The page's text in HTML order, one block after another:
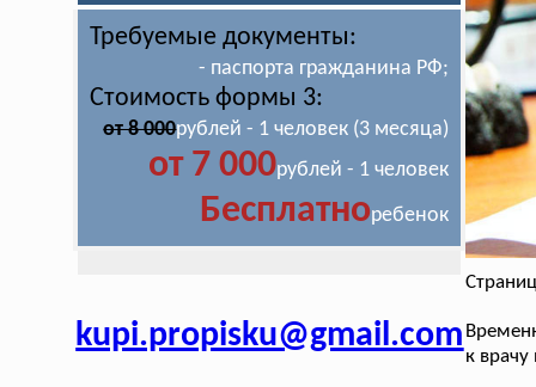
Требуемые документы:
- паспорта гражданина РФ;
Стоимость формы 3:
от 8 000рублей - 1 человек (3 месяца)
от 7 000рублей - 1 человек
Бесплатноребенок
kupi.propisku@gmail.com
к